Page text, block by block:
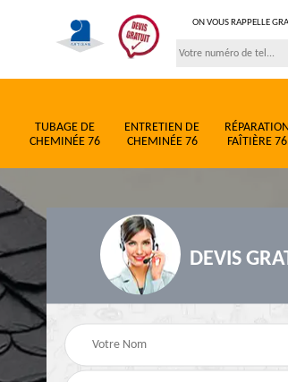
ON VOUS RAPPELLE
TUBAGE DE
CHEMINÉE 76
ENTRETIEN DE
CHEMINÉE 76
RÉPARATION
FAÎTIÈRE 76
DEVIS